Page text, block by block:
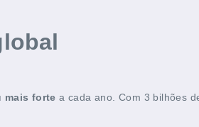
mais forte a cada ano. Com 3 bilhões